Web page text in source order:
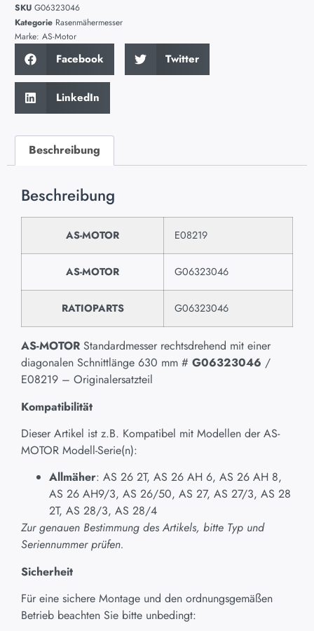
SKU G06323046
Kategorie Rasenmähermesser
Marke: AS-Motor
Facebook Twitter
LinkedIn
Beschreibung
Beschreibung
AS-MOTOR E08219
AS-MOTOR G06323046
RATIOPARTS G06323046
AS-MOTOR Standardmesser rechtsdrehend mit einer
diagonalen Schnittlänge 630 mm # G06323046 /
E08219 – Originalersatzteil
Kompatibilität
Dieser Artikel ist z.B. Kompatibel mit Modellen der AS-
MOTOR Modell-Serie(n):
Allmäher: AS 26 2T, AS 26 AH 6, AS 26 AH 8,
AS 26 AH9/3, AS 26/50, AS 27, AS 27/3, AS 28
2T, AS 28/3, AS 28/4
Zur genauen Bestimmung des Artikels, bitte Typ und
Seriennummer prüfen.
Sicherheit
Für eine sichere Montage und den ordnungsgemäßen
Betrieb beachten Sie bitte unbedingt: